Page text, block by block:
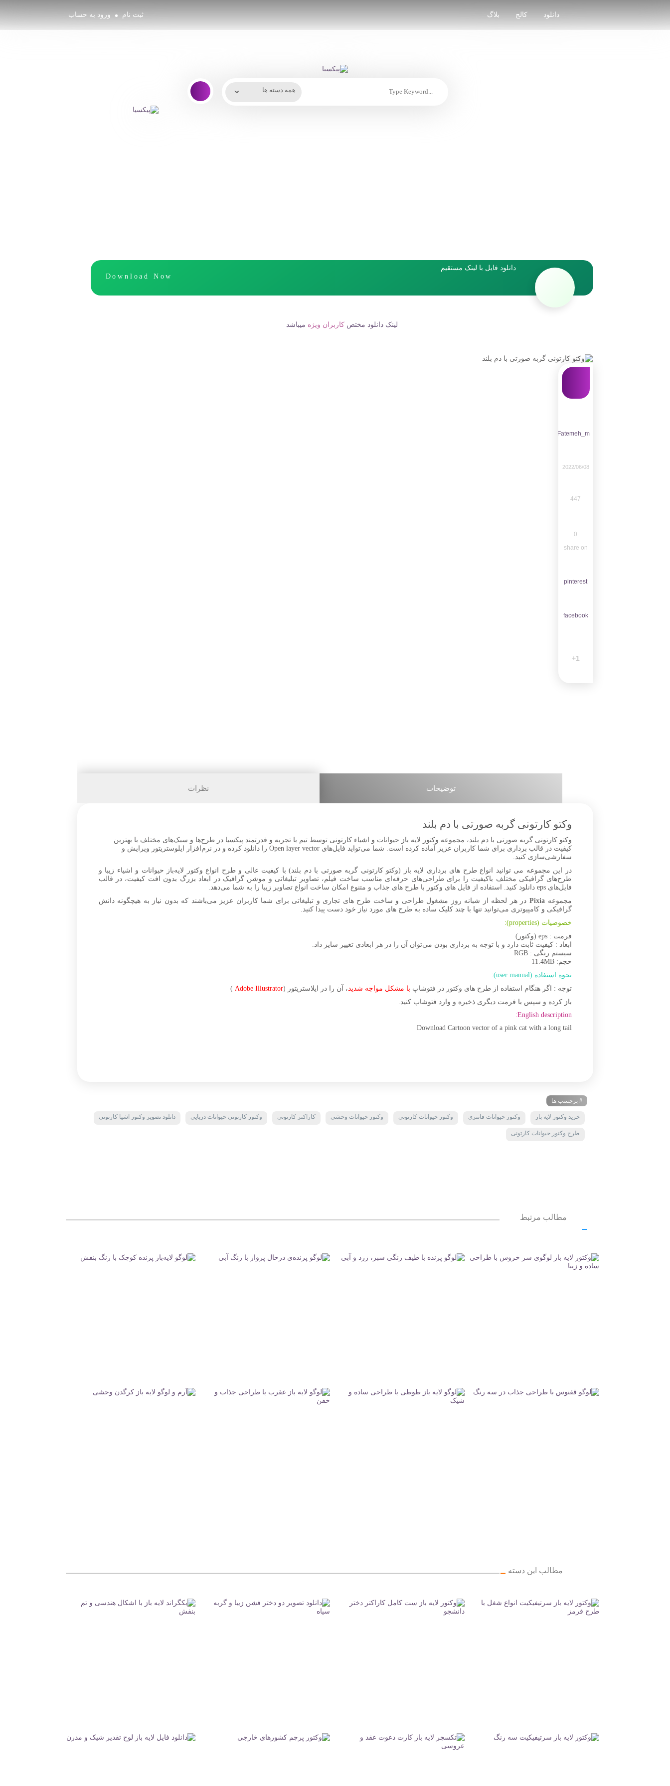
دانلود کالج بلاگ ثبت نام ورود به حساب
دانلود فایل با لینک مستقیم
Download Now
لینک دانلود مختصکاربران ویژه میباشد
Fatemeh_m
2022/06/08
447
0
share on
pinterest
facebook
1+
توضیحات نظرات
وکتو کارتونی گربه صورتی با دم بلند
وکتو کارتونی گربه صورتی با دم بلند، مجموعه وکتور لایه باز حیوانات و اشیاء کارتونی توسط تیم با تجربه و قدرتمند پیکسیا در طرح‌ها و سبک‌های مختلف با بهترین
کیفیت در قالب برداری برای شما کاربران عزیز آماده کرده است. شما می‌تواید فایل‌های Open layer vector را دانلود کرده و در نرم‌افزار ایلوستریتور ویرایش و
سفارشی‌سازی کنید.
در این مجموعه می توانید انواع طرح های برداری لایه باز (وکتو کارتونی گربه صورتی با دم بلند) با کیفیت عالی و طرح انواع وکتور لایه‌باز حیوانات و اشیاء زیبا و
طرح‌های گرافیکی مختلف باکیفیت را برای طراحی‌های حرفه‌ای مناسب ساخت فیلم، تصاویر تبلیغاتی و موشن گرافیک در ابعاد بزرگ بدون افت کیفیت، در قالب
فایل‌های eps دانلود کنید. استفاده از فایل های وکتور با طرح های جذاب و متنوع امکان ساخت انواع تصاویر زیبا را به شما می‌دهد.
مجموعه Pixia در هر لحظه از شبانه روز مشغول طراحی و ساخت طرح های تجاری و تبلیغاتی برای شما کاربران عزیز می‌باشند که بدون نیاز به هیچگونه دانش
گرافیکی و کامپیوتری می‌توانید تنها با چند کلیک ساده به طرح های مورد نیاز خود دست پیدا کنید.
خصوصیات (properties):
فرمت : eps (وکتور)
ابعاد : کیفیت ثابت دارد و با توجه به برداری بودن می‌توان آن را در هر ابعادی تغییر سایز داد.
سیستم رنگی : RGB
حجم: 11.4MB
نحوه استفاده (user manual):
توجه : اگر هنگام استفاده از طرح های وکتور در فتوشاپ با مشکل مواجه شدید، آن را در ایلاستریتور (Adobe Illustrator
)
باز کرده و سپس با فرمت دیگری ذخیره و وارد فتوشاپ کنید.
English description:
Download Cartoon vector of a pink cat with a long tail
# برچسب ها
خرید وکتور لایه باز وکتور حیوانات فانتزی وکتور حیوانات کارتونی وکتور حیوانات وحشی کاراکتر کارتونی وکتور کارتونی حیوانات دریایی دانلود تصویر وکتور اشیا کارتونی
طرح وکتور حیوانات کارتونی
مطالب مرتبط
مطالب این دسته